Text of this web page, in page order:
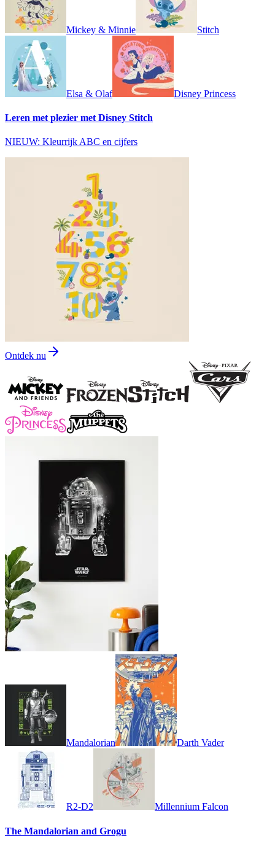
Mickey & Minnie Stitch
Elsa & Olaf Disney Princess
Leren met plezier met Disney Stitch
NIEUW: Kleurrijk ABC en cijfers
Ontdek nu
Mandalorian Darth Vader
R2-D2 Millennium Falcon
The Mandalorian and Grogu